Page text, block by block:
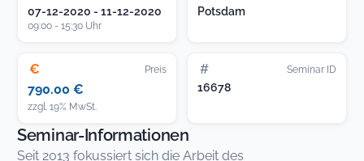
07-12-2020 - 11-12-2020
09:00 - 15:30 Uhr
Potsdam
€ Preis
790.00 €
zzgl. 19% MwSt.
# Seminar ID
16678
Seminar-Informationen
Seit 2013 fokussiert sich die Arbeit des